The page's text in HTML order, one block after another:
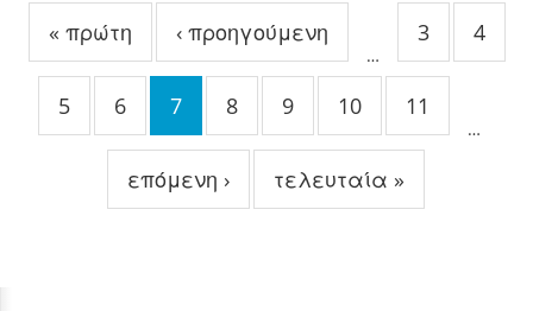
« πρώτη ‹ προηγούμενη
…
3 4
5 6 7 8 9 10 11
…
επόμενη › τελευταία »